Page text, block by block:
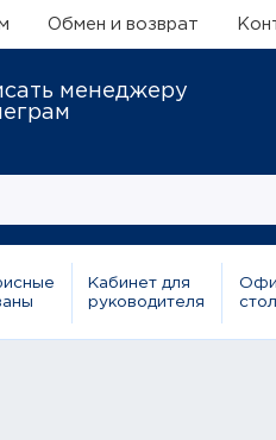
Обмен и возврат
менеджеру
Кабинет для
руководителя